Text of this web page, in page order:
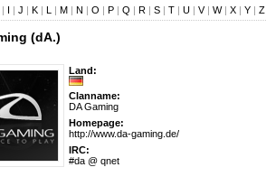
| I | J | K | L | M | N | O | P | Q | R | S | T | U | V| W| X | Y | Z
(dA.)
Land:
Clanname:
DA Gaming
Homepage:
http://www.da-gaming.de/
IRC:
#da @ qnet